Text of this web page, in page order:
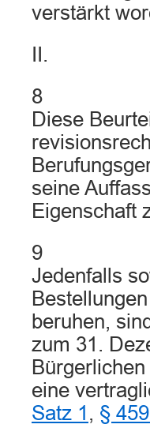
verstärkt
II.
8
Diese
seine
Eigenschaft
9
Jedenfalls
beruhen,
zum 31.
eine
Satz 1 , §